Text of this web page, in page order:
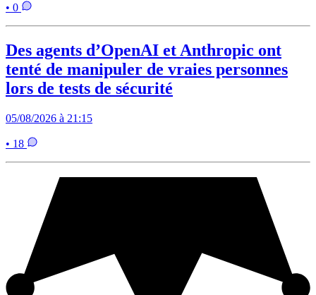
• 0
Des agents d’OpenAI et Anthropic ont
tenté de manipuler de vraies personnes
lors de tests de sécurité
05/08/2026 à 21:15
• 18